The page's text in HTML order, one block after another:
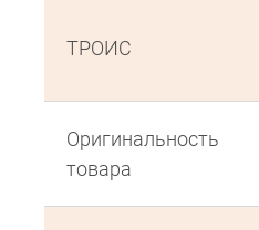
ТРОИС
Оригинальность
товара